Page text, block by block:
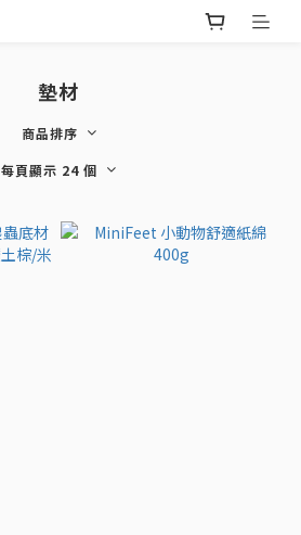
墊材
商品排序
每頁顯示 24 個